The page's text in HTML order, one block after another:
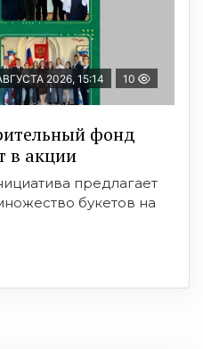
2026, 15:14 10
фонд
в акции
предлагает
букетов на